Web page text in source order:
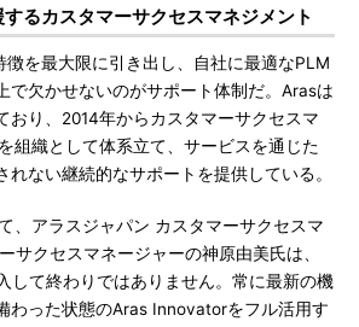
るカスタマーサクセスマネジメント
を最大限に引き出し、自社に最適なPLM
で欠かせないのがサポート体制だ。Arasは
おり、2014年からカスタマーサクセスマ
組織として体系立て、サービスを通じた
れない継続的なサポートを提供している。
、アラスジャパン カスタマーサクセスマ
サクセスマネージャーの神原由美氏は、
して終わりではありません。常に最新の機
わった状態のAras Innovatorをフル活用す